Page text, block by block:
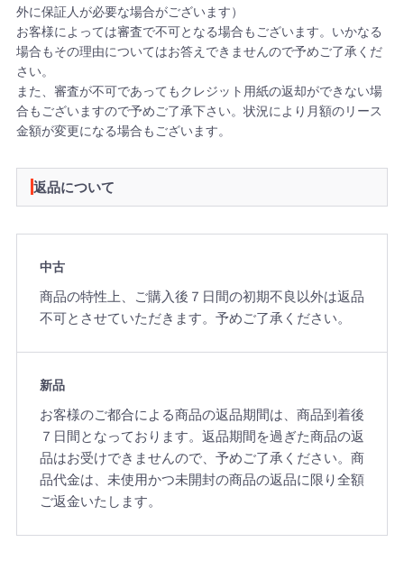
外に保証人が必要な場合がございます）
お客様によっては審査で不可となる場合もございます。いかなる
場合もその理由についてはお答えできませんので予めご了承くだ
さい。
また、審査が不可であってもクレジット用紙の返却ができない場
合もございますので予めご了承下さい。状況により月額のリース
金額が変更になる場合もございます。
返品について
中古
商品の特性上、ご購入後７日間の初期不良以外は返品
不可とさせていただきます。予めご了承ください。
新品
お客様のご都合による商品の返品期間は、商品到着後
７日間となっております。返品期間を過ぎた商品の返
品はお受けできませんので、予めご了承ください。商
品代金は、未使用かつ未開封の商品の返品に限り全額
ご返金いたします。